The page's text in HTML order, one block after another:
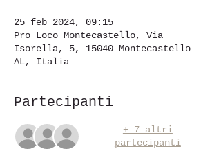
25 feb 2024, 09:15
Pro Loco Montecastello, Via
Isorella, 5, 15040 Montecastello
AL, Italia
Partecipanti
+ 7 altri
partecipanti